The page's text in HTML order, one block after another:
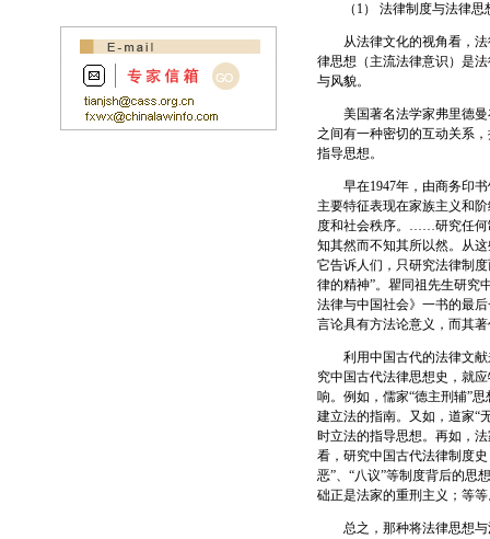
（1） 法律制度与法律思
从法律文化的视角看，法
律思想（主流法律意识）是
与风貌。
美国著名法学家弗里德曼
之间有一种密切的互动关系
指导思想。
早在1947年，由商务印书
主要特征表现在家族主义和
度和社会秩序。……研究任何
知其然而不知其所以然。从
它告诉人们，只研究法律制
律的精神”。瞿同祖先生研究
法律与中国社会》一书的最
言论具有方法论意义，而其
利用中国古代的法律文献
究中国古代法律思想史，就
响。例如，儒家“德主刑辅”
建立法的指南。又如，道家“
时立法的指导思想。再如，
看，研究中国古代法律制度
恶”、“八议”等制度背后的思
础正是法家的重刑主义；等
总之，那种将法律思想与